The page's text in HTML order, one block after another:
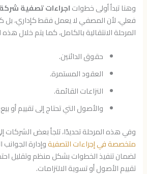
وهنا تبدأ أولى خطواتاجراءات تصفية
فعلي، لأن المصفي لا يعمل فقط كإداري،
المرحلة الانتقالية بالكامل، كما يتم خلال
حقوق الدائنين.
العقود المستمرة.
النزاعات القائمة.
والأصول التي تحتاج إلى تقييم أو بيع.
وفي هذه المرحلة تحديدًا، تلجأ بعض الشركات
متخصصة في إجراءات التصفيةوإدارة الجوانب
لضمان تنفيذ الخطوات بشكل منظم وتقليل
تقييم الأصول أو تسوية الالتزامات.